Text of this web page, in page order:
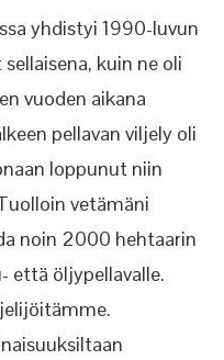
yhdistyi 1990-luvun
kuin ne oli
vuoden aikana
pellavan viljely oli
loppunut niin
vetämäni
noin 2000 hehtaarin
että öljypellavalle.